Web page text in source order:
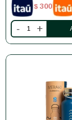
$ 300
- +